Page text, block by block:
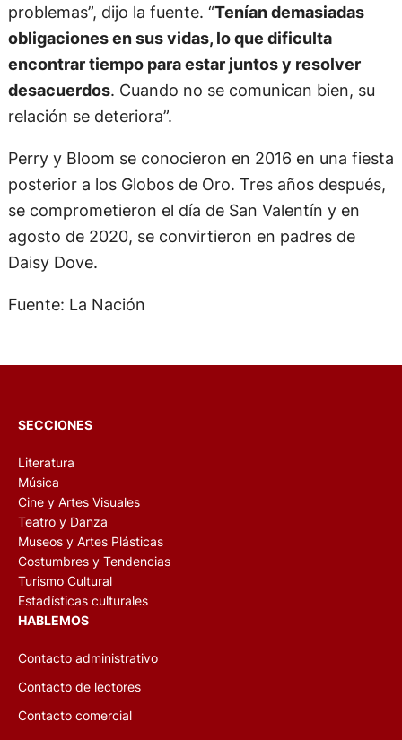
problemas”, dijo la fuente. “Tenían demasiadas
obligaciones en sus vidas, lo que dificulta
encontrar tiempo para estar juntos y resolver
desacuerdos. Cuando no se comunican bien, su
relación se deteriora”.
Perry y Bloom se conocieron en 2016 en una fiesta
posterior a los Globos de Oro. Tres años después,
se comprometieron el día de San Valentín y en
agosto de 2020, se convirtieron en padres de
Daisy Dove.
Fuente: La Nación
SECCIONES
Literatura
Música
Cine y Artes Visuales
Teatro y Danza
Museos y Artes Plásticas
Costumbres y Tendencias
Turismo Cultural
Estadísticas culturales
HABLEMOS
Contacto administrativo
Contacto de lectores
Contacto comercial